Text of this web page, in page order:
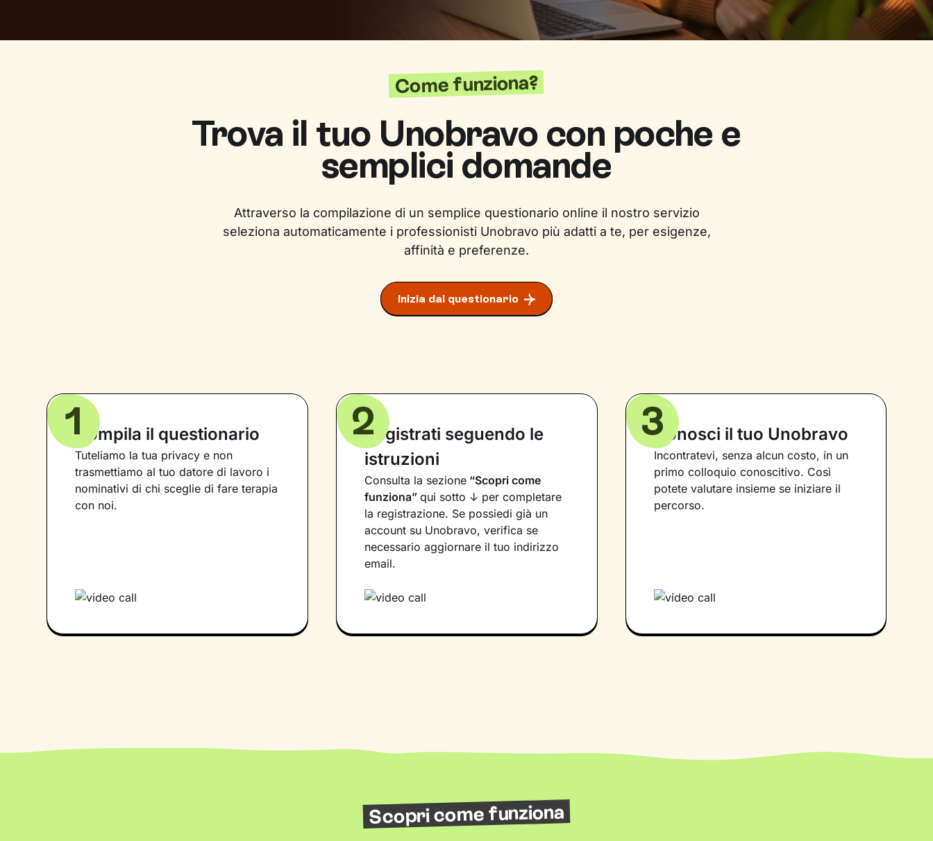
Come funziona?
Trova il tuo Unobravo con poche e
semplici domande
Attraverso la compilazione di un semplice questionario online il nostro servizio
seleziona automaticamente i professionisti Unobravo più adatti a te, per esigenze,
affinità e preferenze.
Inizia dal questionario
Compila il questionario
Tuteliamo la tua privacy e non
trasmettiamo al tuo datore di lavoro i
nominativi di chi sceglie di fare terapia
con noi.
1
Registrati seguendo le
istruzioni
Consulta la sezione“Scopri come
funziona” qui sotto ↓ per completare
la registrazione. Se possiedi già un
account su Unobravo, verifica se
necessario aggiornare il tuo indirizzo
email.
2 Conosci il tuo Unobravo
Incontratevi, senza alcun costo, in un
primo colloquio conoscitivo. Così
potete valutare insieme se iniziare il
percorso.
3
Scopri come funziona